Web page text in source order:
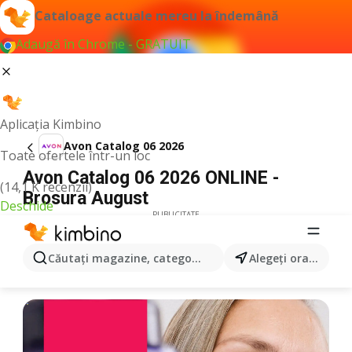
Cataloage actuale mereu la îndemână
Adaugă în Chrome - GRATUIT
Aplicația Kimbino
Toate ofertele într-un loc
(14,1 K recenzii)
Deschide
Căutaţi magazine, categorii, produse... Alegeţi oraşul
Avon Catalog 06 2026
Avon Catalog 06 2026 ONLINE -
Brosura August
PUBLICITATE